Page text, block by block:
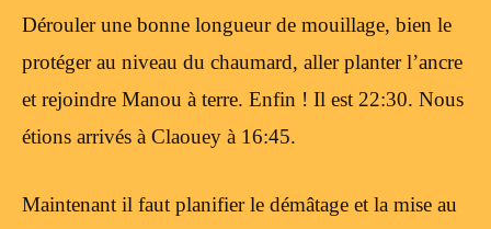
Dérouler une bonne longueur de mouillage, bien le
protéger au niveau du chaumard, aller planter l’ancre
et rejoindre Manou à terre. Enfin ! Il est 22:30. Nous
étions arrivés à Claouey à 16:45.
Maintenant il faut planifier le démâtage et la mise au